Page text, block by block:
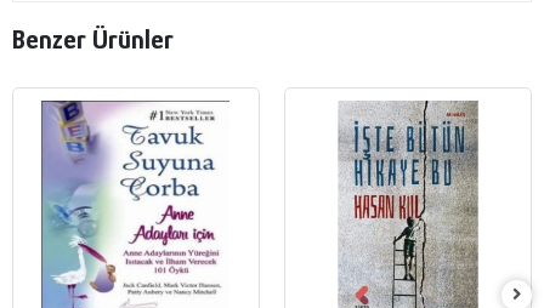
Benzer Ürünler